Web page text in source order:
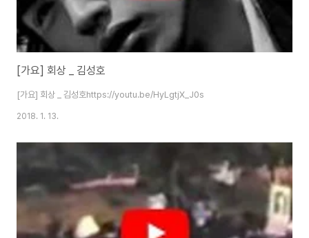
[가요] 회상 _ 김성호
[가요] 회상 _ 김성호https://youtu.be/HyLgtjX_J0s
2018. 1. 13.